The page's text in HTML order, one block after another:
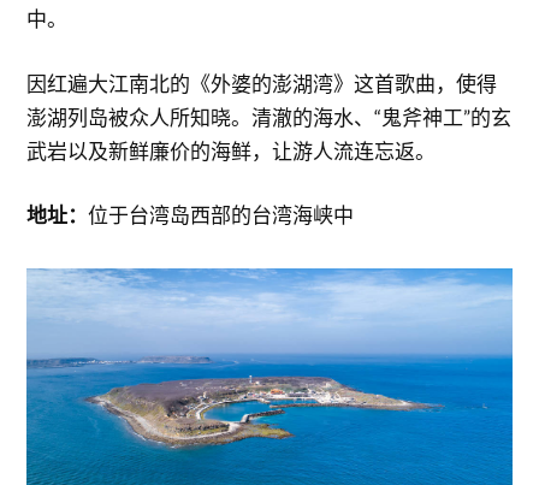
中。
因红遍大江南北的《外婆的澎湖湾》这首歌曲，使得
澎湖列岛被众人所知晓。清澈的海水、“鬼斧神工”的玄
武岩以及新鲜廉价的海鲜，让游人流连忘返。
地址：位于台湾岛西部的台湾海峡中